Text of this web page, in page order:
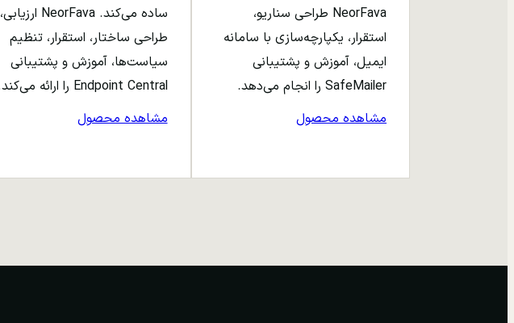
NeorFava طراحی سناریو،
استقرار، یکپارچه‌سازی با سامانه
ایمیل، آموزش و پشتیبانی
SafeMailer را انجام می‌دهد.
مشاهده محصول
ساده می‌کند. NeorFava ارزیابی،
طراحی ساختار، استقرار، تنظیم
سیاست‌ها، آموزش و پشتیبانی
Endpoint Central را ارائه می‌کند.
مشاهده محصول